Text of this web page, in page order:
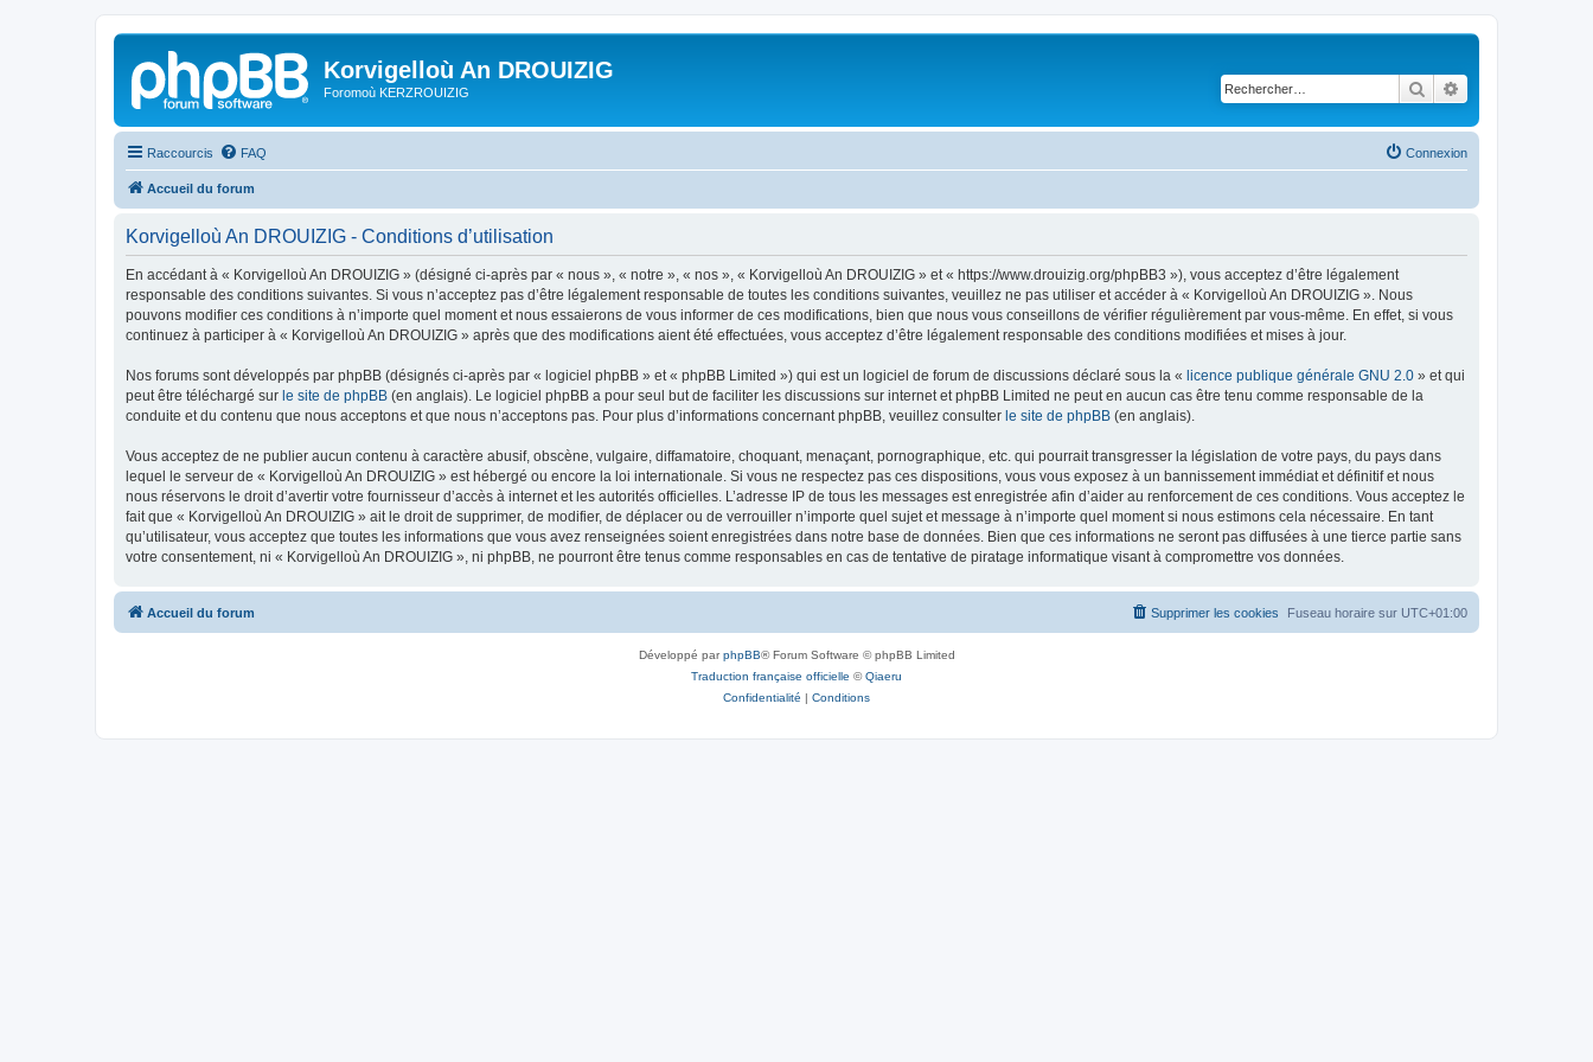
Korvigelloù An DROUIZIG
Foromoù KERZROUIZIG Rechercher
Raccourcis FAQ Connexion
Accueil du forum
Korvigelloù An DROUIZIG - Conditions d’utilisation
En accédant à « Korvigelloù An DROUIZIG » (désigné ci-après par « nous », « notre », « nos », « Korvigelloù An DROUIZIG » et « https://www.drouizig.org/phpBB3 »), vous acceptez d’être légalement
responsable des conditions suivantes. Si vous n’acceptez pas d’être légalement responsable de toutes les conditions suivantes, veuillez ne pas utiliser et accéder à « Korvigelloù An DROUIZIG ». Nous
pouvons modifier ces conditions à n’importe quel moment et nous essaierons de vous informer de ces modifications, bien que nous vous conseillons de vérifier régulièrement par vous-même. En effet, si vous
continuez à participer à « Korvigelloù An DROUIZIG » après que des modifications aient été effectuées, vous acceptez d’être légalement responsable des conditions modifiées et mises à jour.
Nos forums sont développés par phpBB (désignés ci-après par « logiciel phpBB » et « phpBB Limited ») qui est un logiciel de forum de discussions déclaré sous la « licence publique générale GNU 2.0 » et qui
peut être téléchargé sur le site de phpBB (en anglais). Le logiciel phpBB a pour seul but de faciliter les discussions sur internet et phpBB Limited ne peut en aucun cas être tenu comme responsable de la
conduite et du contenu que nous acceptons et que nous n’acceptons pas. Pour plus d’informations concernant phpBB, veuillez consulter le site de phpBB (en anglais).
Vous acceptez de ne publier aucun contenu à caractère abusif, obscène, vulgaire, diffamatoire, choquant, menaçant, pornographique, etc. qui pourrait transgresser la législation de votre pays, du pays dans
lequel le serveur de « Korvigelloù An DROUIZIG » est hébergé ou encore la loi internationale. Si vous ne respectez pas ces dispositions, vous vous exposez à un bannissement immédiat et définitif et nous
nous réservons le droit d’avertir votre fournisseur d’accès à internet et les autorités officielles. L’adresse IP de tous les messages est enregistrée afin d’aider au renforcement de ces conditions. Vous acceptez le
fait que « Korvigelloù An DROUIZIG » ait le droit de supprimer, de modifier, de déplacer ou de verrouiller n’importe quel sujet et message à n’importe quel moment si nous estimons cela nécessaire. En tant
qu’utilisateur, vous acceptez que toutes les informations que vous avez renseignées soient enregistrées dans notre base de données. Bien que ces informations ne seront pas diffusées à une tierce partie sans
votre consentement, ni « Korvigelloù An DROUIZIG », ni phpBB, ne pourront être tenus comme responsables en cas de tentative de piratage informatique visant à compromettre vos données.
Accueil du forum Fuseau horaire sur UTC+01:00
Supprimer les cookies
Développé parphpBB® Forum Software © phpBB Limited
Traduction française officielle ©Qiaeru
Confidentialité | Conditions